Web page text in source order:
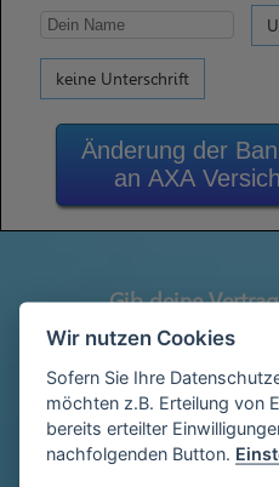
keine Unterschrift
Änderung der
an AXA
1
Gib deine
(Diese findest du
Abrechnung)
2
Gib deinen
ein
Wir nutzen Cookies
Sofern Sie Ihre
möchten z.B. Erteilung von
bereits erteilter
nachfolgenden Button.